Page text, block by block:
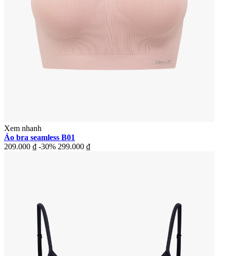
Xem nhanh
Áo bra seamless B01
209.000 ₫ -30% 299.000 ₫